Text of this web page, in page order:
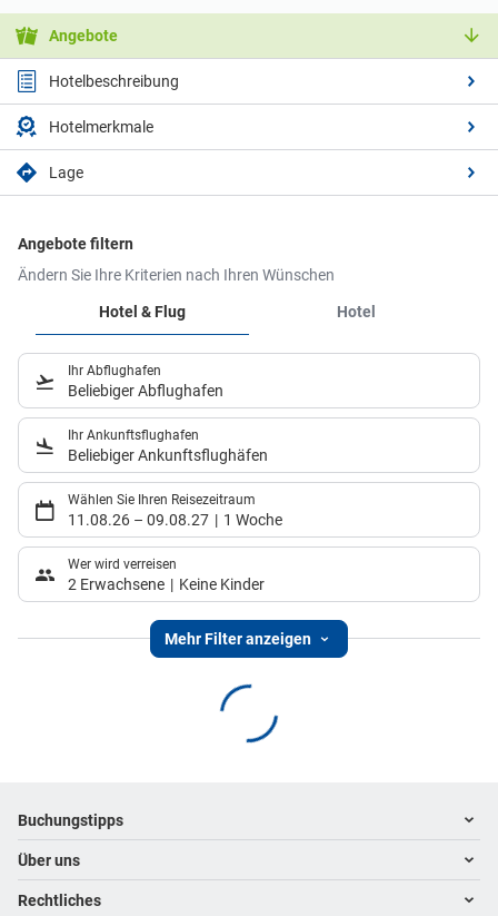
Angebote
Hotelbeschreibung
Hotelmerkmale
Lage
Angebote filtern
Ändern Sie Ihre Kriterien nach Ihren Wünschen
Hotel & Flug
Hotel
Ihr Abflughafen
Beliebiger Abflughafen
Ihr Ankunftsflughafen
Beliebiger Ankunftsflughäfen
Wählen Sie Ihren Reisezeitraum
11.08.26 – 09.08.27 1 Woche
Wer wird verreisen
2 Erwachsene Keine Kinder
Mehr Filter anzeigen
Footer navigation
Buchungstipps
Warum im Reisebüro buchen
Hoteltipps
Über uns
Kontakt
Rechtliches